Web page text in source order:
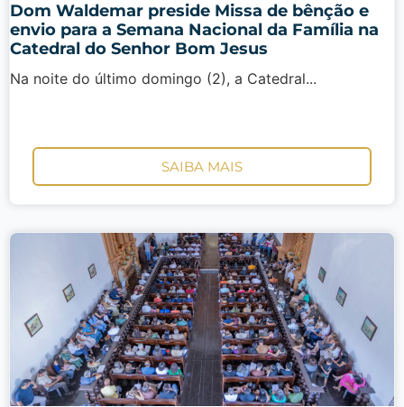
Dom Waldemar preside Missa de bênção e
envio para a Semana Nacional da Família na
Catedral do Senhor Bom Jesus
Na noite do último domingo (2), a Catedral...
SAIBA MAIS